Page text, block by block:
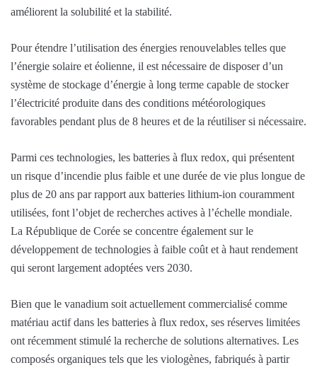
améliorent la solubilité et la stabilité.
Pour étendre l’utilisation des énergies renouvelables telles que
l’énergie solaire et éolienne, il est nécessaire de disposer d’un
système de stockage d’énergie à long terme capable de stocker
l’électricité produite dans des conditions météorologiques
favorables pendant plus de 8 heures et de la réutiliser si nécessaire.
Parmi ces technologies, les batteries à flux redox, qui présentent
un risque d’incendie plus faible et une durée de vie plus longue de
plus de 20 ans par rapport aux batteries lithium-ion couramment
utilisées, font l’objet de recherches actives à l’échelle mondiale.
La République de Corée se concentre également sur le
développement de technologies à faible coût et à haut rendement
qui seront largement adoptées vers 2030.
Bien que le vanadium soit actuellement commercialisé comme
matériau actif dans les batteries à flux redox, ses réserves limitées
ont récemment stimulé la recherche de solutions alternatives. Les
composés organiques tels que les viologènes, fabriqués à partir